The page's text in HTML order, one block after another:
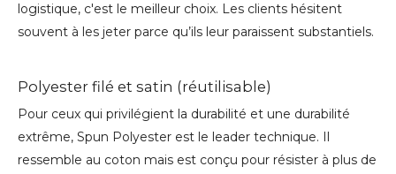
logistique, c'est le meilleur choix. Les clients hésitent
souvent à les jeter parce qu’ils leur paraissent substantiels.
Polyester filé et satin (réutilisable)
Pour ceux qui privilégient la durabilité et une durabilité
extrême, Spun Polyester est le leader technique. Il
ressemble au coton mais est conçu pour résister à plus de